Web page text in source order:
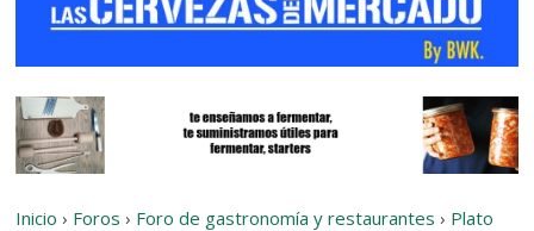
Inicio › Foros › Foro de gastronomía y restaurantes › Plato